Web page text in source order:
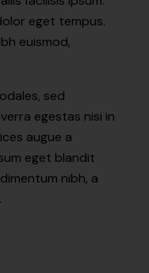
eget tempus.
euismod,
sed
egestas nisi in
augue a
eget blandit
nibh, a